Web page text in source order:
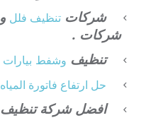
شركات تنظيف فلل و
شركات .
تنظيف وشفط بيارات
حل ارتفاع فاتورة المياه
افضل شركة تنظيف